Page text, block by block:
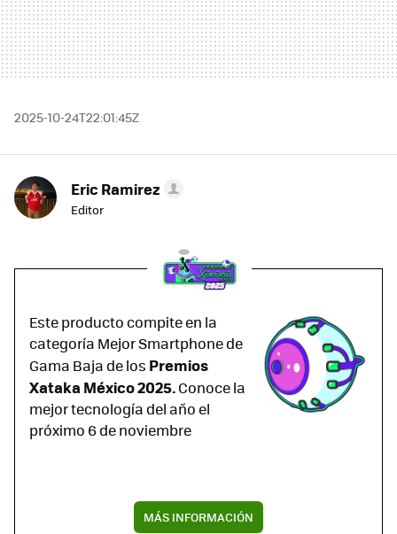
2025-10-24T22:01:45Z
Eric Ramirez
Editor
Este producto compite en la
categoría Mejor Smartphone de
Gama Baja de los Premios
Xataka México 2025.Conoce la
mejor tecnología del año el
próximo 6 de noviembre
MÁS INFORMACIÓN